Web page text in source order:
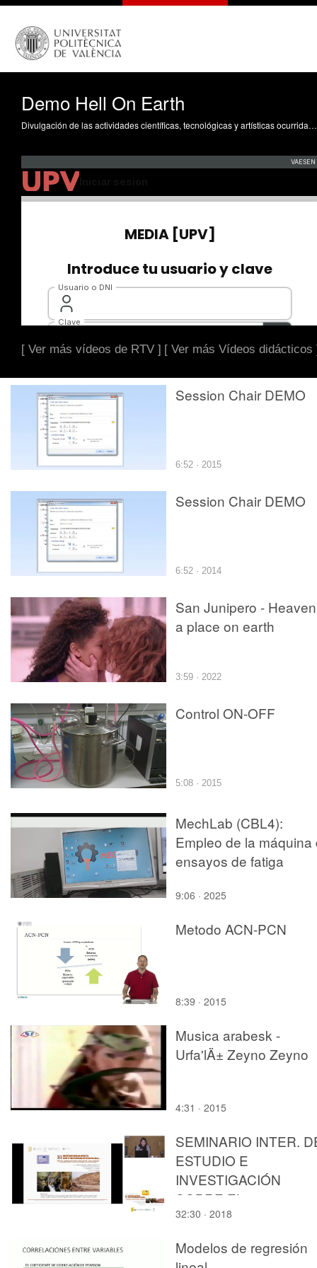
Demo Hell On Earth
Divulgación de las actividades científicas, tecnológicas y artísticas ocurridas en los tres campus de la UPV
[ Ver más vídeos de RTV ] [ Ver más Vídeos didácticos
Session Chair DEMO
6:52 · 2015
Session Chair DEMO
6:52 · 2014
San Junipero -
a place on earth
3:59 · 2022
Control ON-OFF
5:08 · 2015
MechLab (CBL4):
Empleo de la máquina
ensayos de fatiga
9:06 · 2025
Metodo ACN-PCN
8:39 · 2015
Musica arabesk -
Urfa'lÄ± Zeyno Zeyno
4:31 · 2015
SEMINARIO INTER.
ESTUDIO E
INVESTIGACIÓN
SOBRE EL
RECONOCIMIENTO,
CONSERVACIÓN Y EL
32:30 · 2018
Modelos de regresión